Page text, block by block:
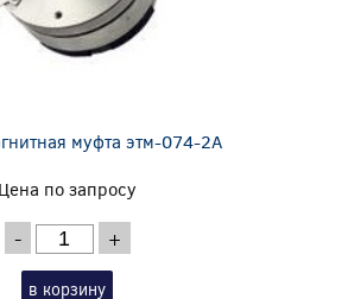
муфта этм-074-2А
Цена по запросу
- +
в корзину